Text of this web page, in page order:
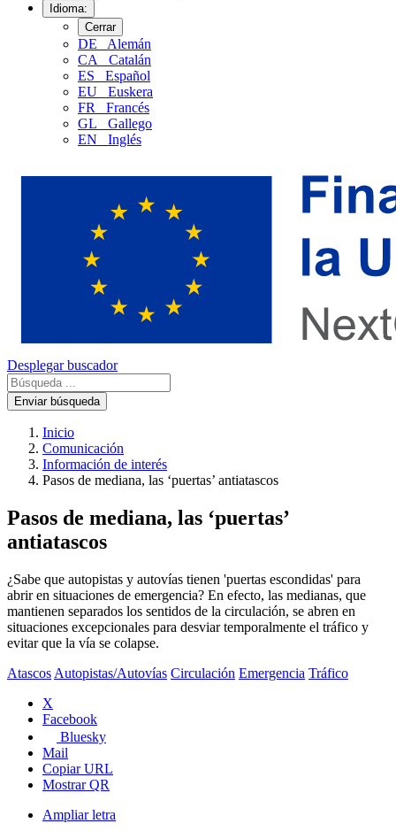
Idioma:
Cerrar
DE
Alemán
CA
Catalán
ES
Español
EU
Euskera
FR
Francés
GL
Gallego
EN
Inglés
Desplegar buscador
Enviar búsqueda
Inicio
Comunicación
Información de interés
Pasos de mediana, las ‘puertas’ antiatascos
Pasos de mediana, las ‘puertas’
antiatascos
¿Sabe que autopistas y autovías tienen 'puertas escondidas' para
abrir en situaciones de emergencia? En efecto, las medianas, que
mantienen separados los sentidos de la circulación, se abren en
situaciones excepcionales para desviar temporalmente el tráfico y
evitar que la vía se colapse.
Atascos Autopistas/Autovías Circulación Emergencia Tráfico
X
Facebook
Bluesky
Mail
Copiar URL
Mostrar QR
Ampliar letra